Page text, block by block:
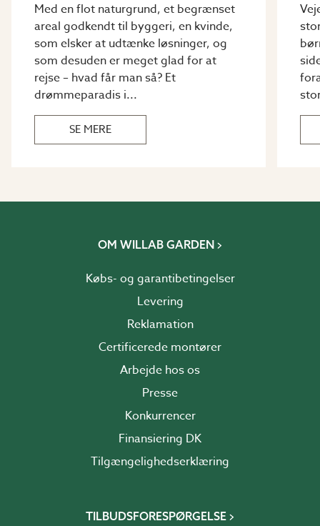
Med en flot naturgrund, et begrænset
areal godkendt til byggeri, en kvinde,
som elsker at udtænke løsninger, og
som desuden er meget glad for at
rejse – hvad får man så? Et
drømmeparadis i...
SE MERE
OM WILLAB GARDEN
Købs- og garantibetingelser
Levering
Reklamation
Certificerede montører
Arbejde hos os
Presse
Konkurrencer
Finansiering DK
Tilgængelighedserklæring
TILBUDSFORESPØRGELSE